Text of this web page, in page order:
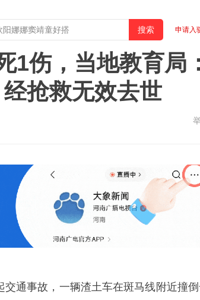
申请入
1伤，当地教育局
抢救无效去世
通事故，一辆渣土车在斑马线附近撞